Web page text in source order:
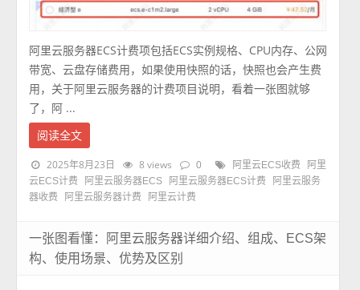
阿里云服务器ECS计费项包括ECS实例规格、CPU内存、公网
带宽、云盘存储费用，如果使用快照的话，快照也会产生费
用，关于阿里云服务器的计费项目说明，看着一张图就够
了，阿 ...
阅读全文
2025年8月23日 8 views 0 阿里云ECS收费
阿里
云ECS计费
阿里云服务器ECS 阿里云服务器ECS计费
阿里云服务
器收费
阿里云服务器计费 阿里云计费
一张图看懂：阿里云服务器详细介绍、组成、ECS架
构、使用场景、优势及区别